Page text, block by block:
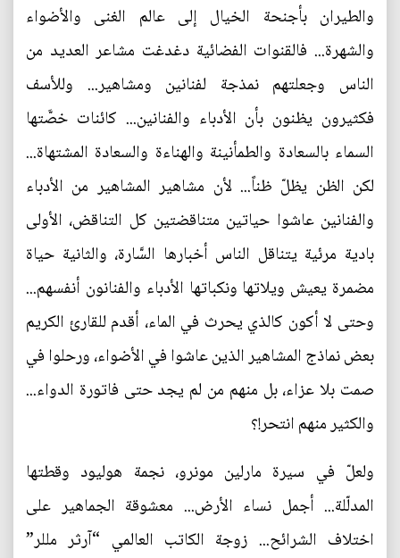
والطيران بأجنحة الخيال إلى عالم الغنى والأضواء
والشهرة... فالقنوات الفضائية دغدغت مشاعر العديد من
الناس وجعلتهم نمذجة لفنانين ومشاهير... وللأسف
فكثيرون يظنون بأن الأدباء والفنانين... كائنات خصَّتها
السماء بالسعادة والطمأنينة والهناءة والسعادة المشتهاة...
لكن الظن يظلّ ظناً... لأن مشاهير المشاهير من الأدباء
والفنانين عاشوا حياتين متناقضتين كل التناقض، الأولى
بادية مرئية يتناقل الناس أخبارها السَّارة، والثانية حياة
مضمرة يعيش ويلاتها ونكباتها الأدباء والفنانون أنفسهم...
وحتى لا أكون كالذي يحرث في الماء، أقدم للقارئ الكريم
بعض نماذج المشاهير الذين عاشوا في الأضواء، ورحلوا في
صمت بلا عزاء، بل منهم من لم يجد حتى فاتورة الدواء...
والكثير منهم انتحر!؟
ولعلّ في سيرة مارلين مونرو، نجمة هوليود وقطتها
المدلّلة... أجمل نساء الأرض... معشوقة الجماهير على
اختلاف الشرائح... زوجة الكاتب العالمي “آرثر مللر”